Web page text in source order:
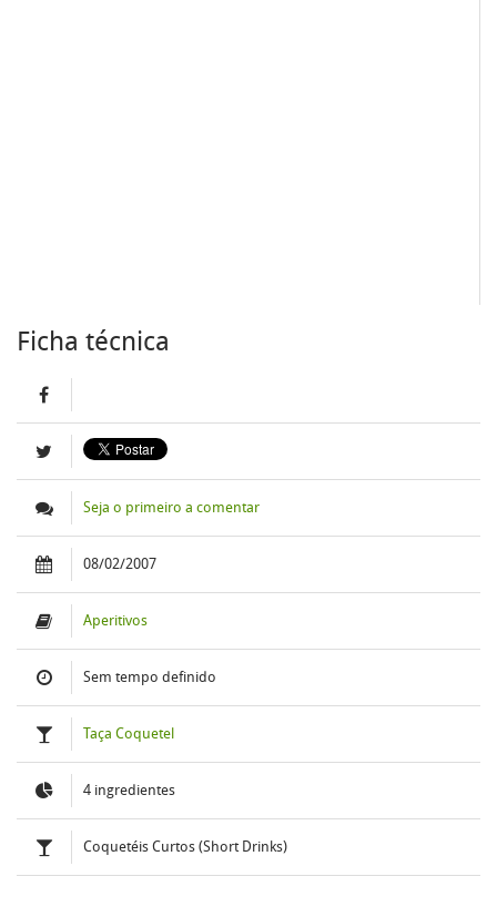
Ficha técnica
Seja o primeiro a comentar
08/02/2007
Aperitivos
Sem tempo definido
Taça Coquetel
4 ingredientes
Coquetéis Curtos (Short Drinks)